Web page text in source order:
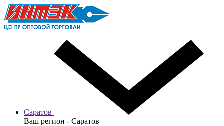
Саратов
Ваш регион - Саратов